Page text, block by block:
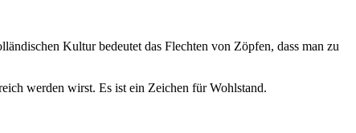
Kultur bedeutet das Flechten von Zöpfen, dass man zu
werden wirst. Es ist ein Zeichen für Wohlstand.